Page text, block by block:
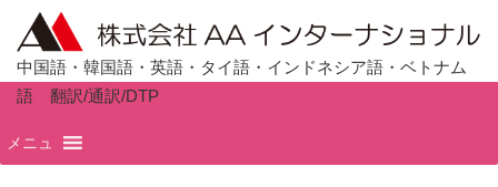
中国語・韓国語・英語・タイ語・インドネシア語・ベトナム
語 翻訳/通訳/DTP
メニュホームTOP